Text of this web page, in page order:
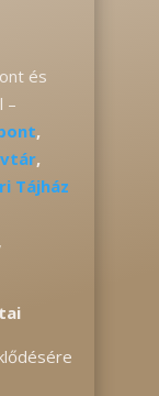
és
–
,
,
Tájház